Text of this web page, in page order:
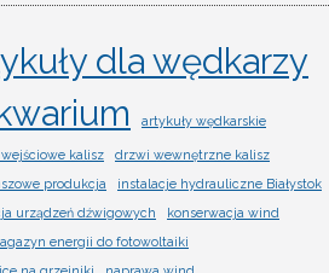
dla wędkarzy
artykuły wędkarskie
kalisz
drzwi wewnętrzne kalisz
produkcja
instalacje hydrauliczne Białystok
urządzeń dźwigowych
konserwacja wind
energii do fotowoltaiki